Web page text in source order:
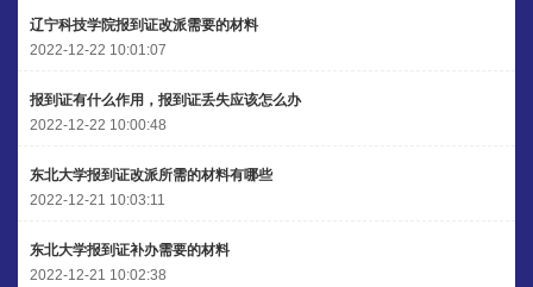
辽宁科技学院报到证改派需要的材料
2022-12-22 10:01:07
报到证有什么作用，报到证丢失应该怎么办
2022-12-22 10:00:48
东北大学报到证改派所需的材料有哪些
2022-12-21 10:03:11
东北大学报到证补办需要的材料
2022-12-21 10:02:38